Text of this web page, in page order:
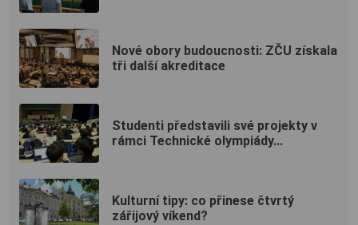
Nové obory budoucnosti: ZČU získala
tři další akreditace
Studenti představili své projekty v
rámci Technické olympiády...
Kulturní tipy: co přinese čtvrtý
zářijový víkend?